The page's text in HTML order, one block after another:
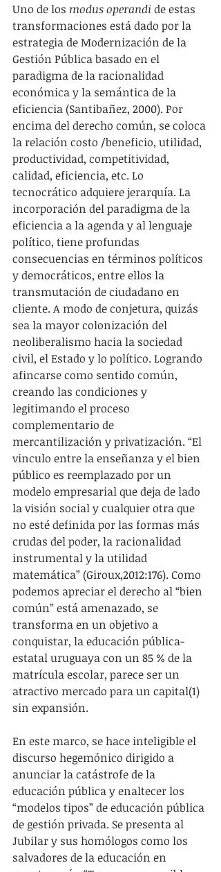
Uno de los modus operandi de estas
transformaciones está dado por la
estrategia de Modernización de la
Gestión Pública basado en el
paradigma de la racionalidad
económica y la semántica de la
eficiencia (Santibañez, 2000). Por
encima del derecho común, se coloca
la relación costo /beneficio, utilidad,
productividad, competitividad,
calidad, eficiencia, etc. Lo
tecnocrático adquiere jerarquía. La
incorporación del paradigma de la
eficiencia a la agenda y al lenguaje
político, tiene profundas
consecuencias en términos políticos
y democráticos, entre ellos la
transmutación de ciudadano en
cliente. A modo de conjetura, quizás
sea la mayor colonización del
neoliberalismo hacia la sociedad
civil, el Estado y lo político. Logrando
afincarse como sentido común,
creando las condiciones y
legitimando el proceso
complementario de
mercantilización y privatización. “El
vinculo entre la enseñanza y el bien
público es reemplazado por un
modelo empresarial que deja de lado
la visión social y cualquier otra que
no esté definida por las formas más
crudas del poder, la racionalidad
instrumental y la utilidad
matemática” (Giroux,2012:176). Como
podemos apreciar el derecho al “bien
común” está amenazado, se
transforma en un objetivo a
conquistar, la educación pública-
estatal uruguaya con un 85 % de la
matrícula escolar, parece ser un
atractivo mercado para un capital(1)
sin expansión.
En este marco, se hace inteligible el
discurso hegemónico dirigido a
anunciar la catástrofe de la
educación pública y enaltecer los
“modelos tipos” de educación pública
de gestión privada. Se presenta al
Jubilar y sus homólogos como los
salvadores de la educación en